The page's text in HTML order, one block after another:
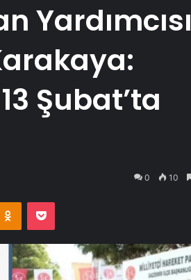
Yardımcısı
Şubat’ta
0 10
Odnoklassniki
Pocket